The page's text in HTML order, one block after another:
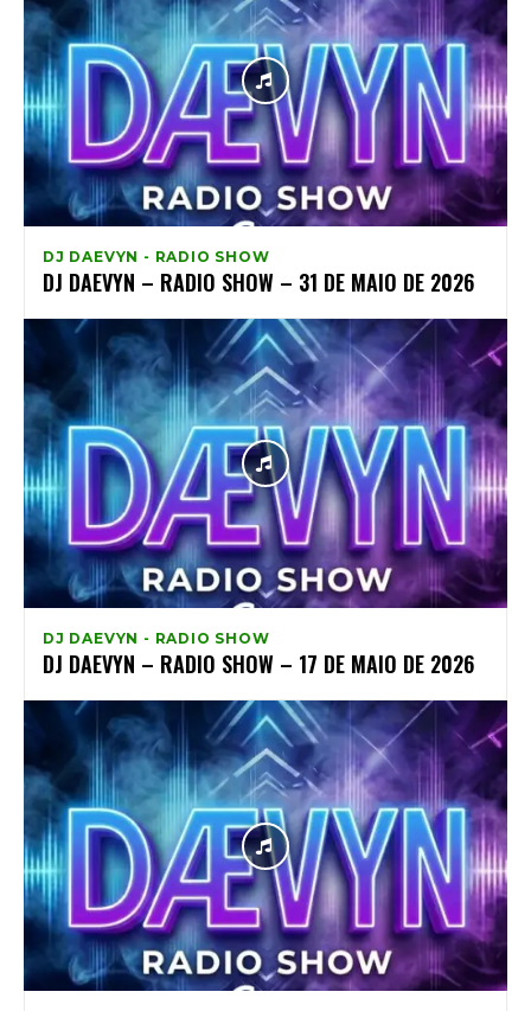
DJ DAEVYN - RADIO SHOW
DJ DAEVYN – RADIO SHOW – 31 DE MAIO DE 2026
DJ DAEVYN - RADIO SHOW
DJ DAEVYN – RADIO SHOW – 17 DE MAIO DE 2026